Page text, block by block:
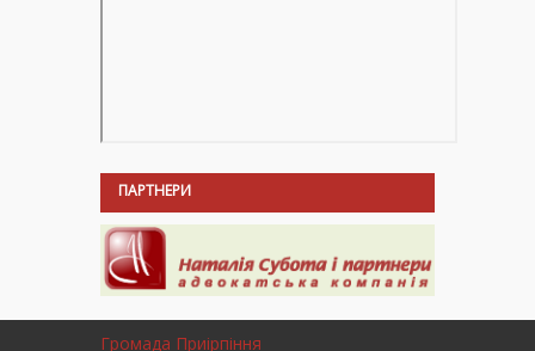
ПАРТНЕРИ
Громада Приірпіння